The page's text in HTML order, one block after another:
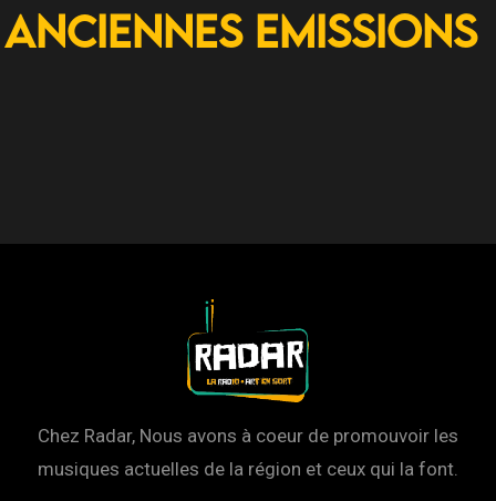
Anciennes Emissions
Chez Radar, Nous avons à coeur de promouvoir les
musiques actuelles de la région et ceux qui la font.